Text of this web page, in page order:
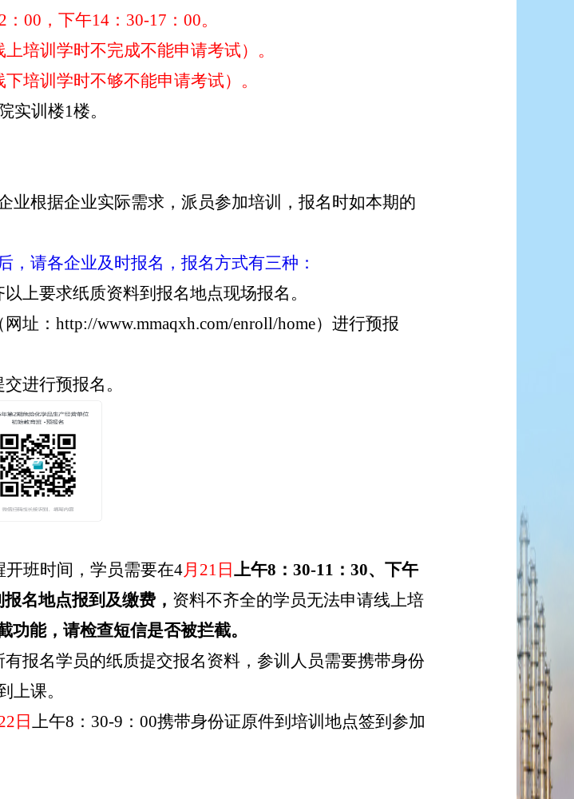
00，下午14：30-17：00。
培训学时不完成不能申请考试）。
培训学时不够不能申请考试） 。
实训楼1楼。
业根据企业实际需求，派员参加培训
，报名时如本期的
，请各企业及时报名，报名方式有三种：
上要求纸质资料到报名地点现场报名。
址： http://www.mmaqxh.com/enroll/home）进行预报
进行预报名。
班时间，学员需要在4月 21日 上午8：30-11 ： 30、下午
名地点报到及缴费， 资料不齐全的学员无法申请线上培
功能，请检查短信是否被拦截。
报名学员的纸质提交报名资料，参训人员需要携带身份
上课。
日 上午8：30-9：00携带身份证原件到培训地点签到参加